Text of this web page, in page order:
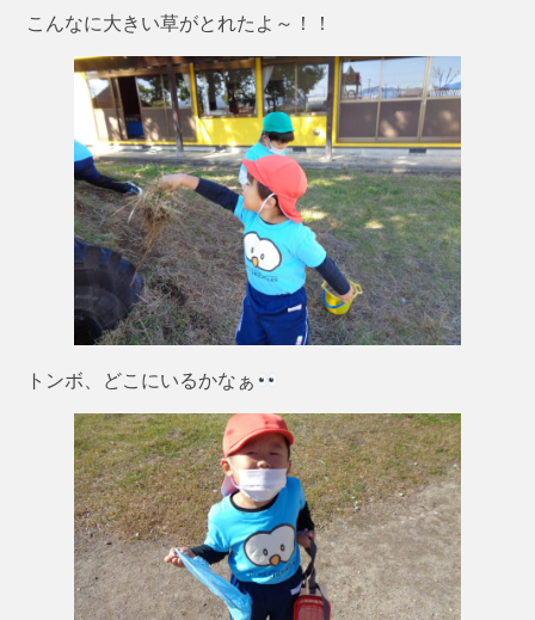
こんなに大きい草がとれたよ～！！
トンボ、どこにいるかなぁ